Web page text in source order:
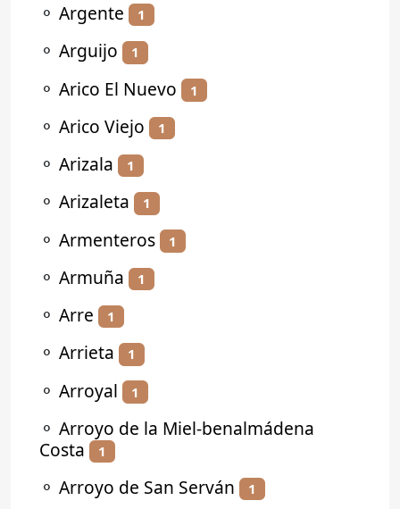
⚬ Argente 1
⚬ Arguijo 1
⚬ Arico El Nuevo 1
⚬ Arico Viejo 1
⚬ Arizala 1
⚬ Arizaleta 1
⚬ Armenteros 1
⚬ Armuña 1
⚬ Arre 1
⚬ Arrieta 1
⚬ Arroyal 1
⚬ Arroyo de la Miel-benalmádena
Costa
1
⚬ Arroyo de San Serván 1